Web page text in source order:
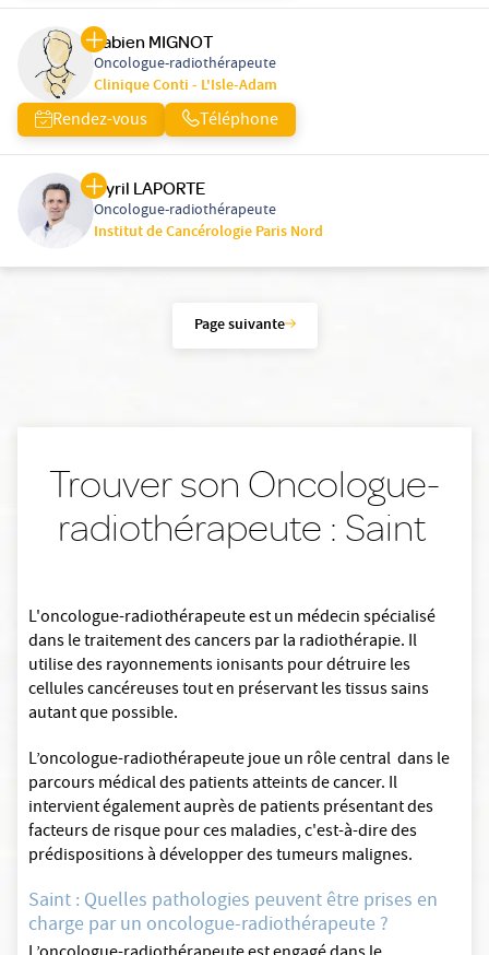
Fabien MIGNOT
Oncologue-radiothérapeute
Clinique Conti - L'Isle-Adam
Rendez-vous Téléphone
Cyril LAPORTE
Oncologue-radiothérapeute
Institut de Cancérologie Paris Nord
Page suivante
Trouver son Oncologue-
radiothérapeute : Saint
L'oncologue-radiothérapeute est un médecin spécialisé
dans le traitement des cancers par la radiothérapie. Il
utilise des rayonnements ionisants pour détruire les
cellules cancéreuses tout en préservant les tissus sains
autant que possible.
L’oncologue-radiothérapeute joue un rôle central dans le
parcours médical des patients atteints de cancer. Il
intervient également auprès de patients présentant des
facteurs de risque pour ces maladies, c'est-à-dire des
prédispositions à développer des tumeurs malignes.
Saint : Quelles pathologies peuvent être prises en
charge par un oncologue-radiothérapeute ?